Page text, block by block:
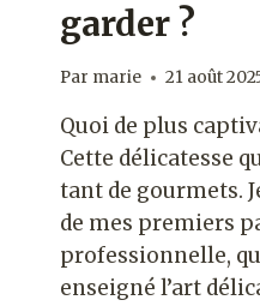
garder ?
Par marie 21 août
Quoi de plus
Cette délicatesse
tant de gourmets.
de mes premiers
professionnelle,
enseigné l’art